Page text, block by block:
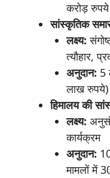
करोड़
सांस्कृतिक
लक्ष्य:
त्यौहार,
अनुदान: 5
लाख रुपये)
हिमालय की
लक्ष्य:
कार्यक्रम
अनुदान:
मामलों में